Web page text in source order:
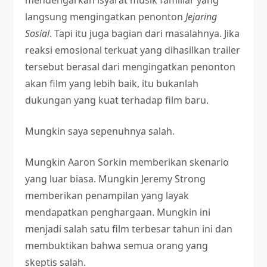
langsung mengingatkan penontonJejaring
Sosial. Tapi itu juga bagian dari masalahnya. Jika
reaksi emosional terkuat yang dihasilkan trailer
tersebut berasal dari mengingatkan penonton
akan film yang lebih baik, itu bukanlah
dukungan yang kuat terhadap film baru.
Mungkin saya sepenuhnya salah.
Mungkin Aaron Sorkin memberikan skenario
yang luar biasa. Mungkin Jeremy Strong
memberikan penampilan yang layak
mendapatkan penghargaan. Mungkin ini
menjadi salah satu film terbesar tahun ini dan
membuktikan bahwa semua orang yang
skeptis salah.